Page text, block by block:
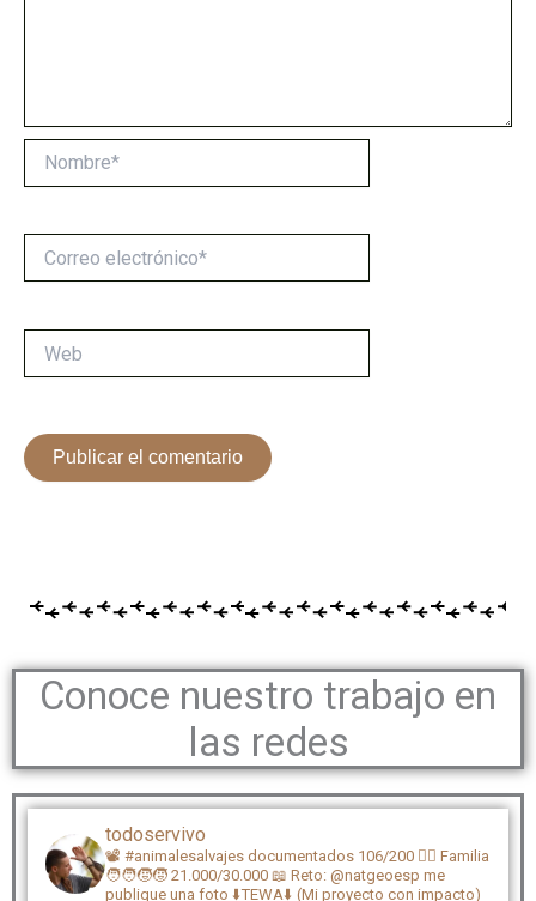
electrónico*
Conoce nuestro trabajo en
las redes
todoservivo
📽️ #animalesalvajes documentados 106/200 🏴‍☠️ Familia
🧑‍🧑‍🧒‍🧒 21.000/30.000 📖 Reto: @natgeoesp me
publique una foto ⬇️TEWA⬇️ (Mi proyecto con impacto)